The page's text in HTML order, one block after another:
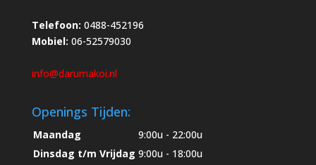
Telefoon: 0488-452196
Mobiel: 06-52579030
info@darumakoi.nl
Openings Tijden:
Maandag
9:00u - 22:00u
Dinsdag t/m Vrijdag 9:00u - 18:00u